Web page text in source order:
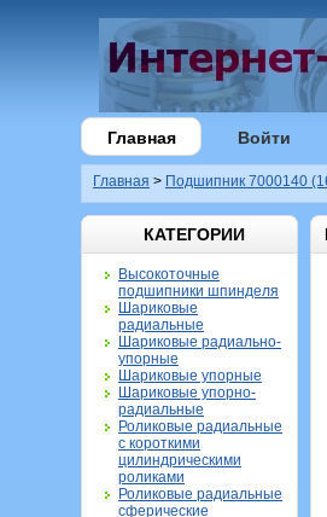
Главная Войти
Главная > Подшипник 7000140
КАТЕГОРИИ
Высокоточные
подшипники шпинделя
Шариковые
радиальные
Шариковые радиально-
упорные
Шариковые упорные
Шариковые упорно-
радиальные
Роликовые радиальные
с короткими
цилиндрическими
роликами
Роликовые радиальные
сферические